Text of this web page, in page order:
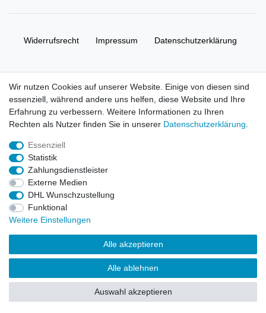
Widerrufs­recht Impressum Daten­schutz­erklärung
© Copyright 2026 | Alle Rechte vorbehalten. HL-
Handelsgesellschaft mbH.
Alle Markennamen, Warenzeichen sowie sämtliche Produktbilder
und Beschreibungen sind Eigentum Ihrer rechtmäßigen
Eigentümer und dienen hier nur der Beschreibung.
Preise nur für registrierte Händler, ansonsten zeigt der Shop 0,00
€
LEGO, das LEGO Logo, die Minifigur, DUPLO, LEGENDS OF
CHIMA, NINJAGO, BIONICLE, MINDSTORMS und MIXELS sind
urheberrechtlich geschützte Markenzeichen der LEGO Gruppe.
Wir nutzen Cookies auf unserer Website. Einige von diesen sind
essenziell, während andere uns helfen, diese Website und Ihre
Erfahrung zu verbessern. Weitere Informationen zu Ihren
Rechten als Nutzer finden Sie in unserer Daten­schutz­erklärung
Essenziell
Statistik
Zahlungsdienstleister
Externe Medien
DHL Wunschzustellung
Funktional
Weitere Einstellungen
Alle akzeptieren
Alle ablehnen
Auswahl akzeptieren